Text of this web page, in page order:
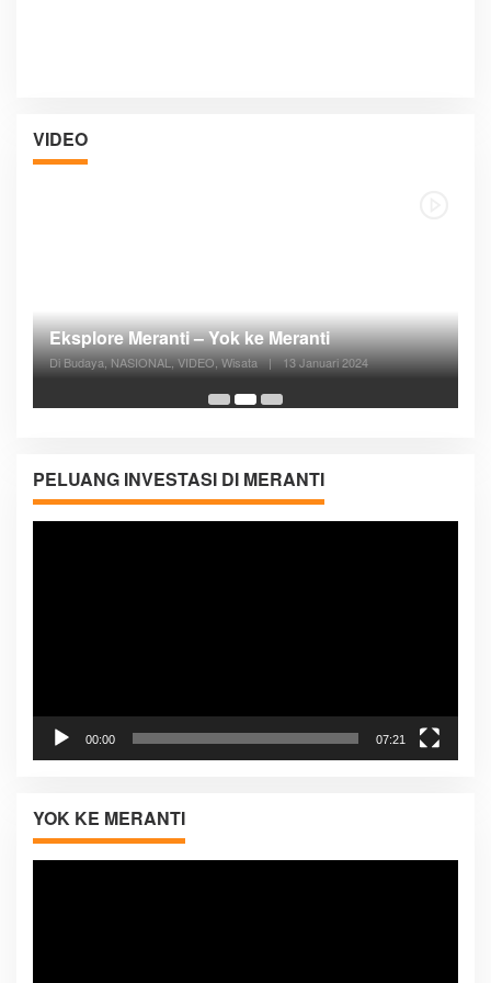
VIDEO
05:08
Posyandu Melayani Semua Siklus Hidup
Di ADVERTORIAL, Kesehatan, VIDEO | 27 Desember 2023
PELUANG INVESTASI DI MERANTI
Pemutar
00:00 07:21
YOK KE MERANTI
Pemutar